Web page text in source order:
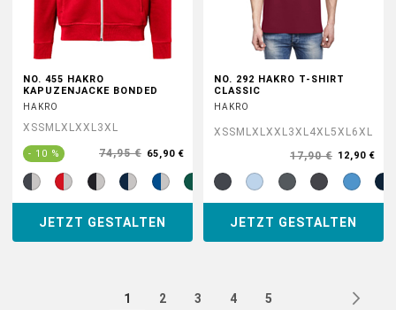
NO. 455 HAKRO
KAPUZENJACKE BONDED
HAKRO
XSSM L XL XXL 3XL
- 10 % 74,95 € 65,90 €
JETZT GESTALTEN
NO. 292 HAKRO T-SHIRT
CLASSIC
HAKRO
XSSM L XL XXL 3XL 4XL 5XL 6XL
17,90 € 12,90 €
JETZT GESTALTEN
Seite
Sie
1 Seite
2 Seite
3 Seite
4 Seite
5